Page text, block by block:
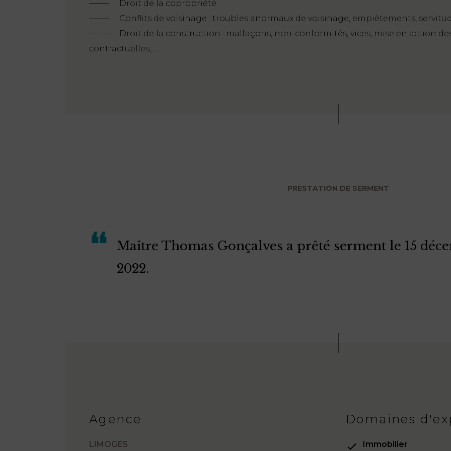
Droit de la copropriété
Conflits de voisinage : troubles anormaux de voisinage, empiètements,
Droit de la construction : malfaçons, non-conformités, vices, mise en action
contractuelles, …
PRESTATION DE SERMENT
Maître Thomas Gonçalves a prêté serment le 15
2022.
Agence
LIMOGES
Domaines
Immobilier